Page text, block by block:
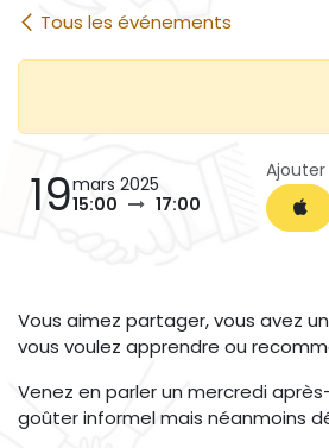
Tous les événements
19mars 2025
15:00
17:00
Vous aimez partager, vous avez
vous voulez apprendre ou
Venez en parler un mercredi
goûter informel mais néanmoins